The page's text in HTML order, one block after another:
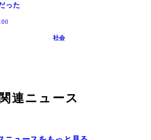
った
社会
関連ニュース